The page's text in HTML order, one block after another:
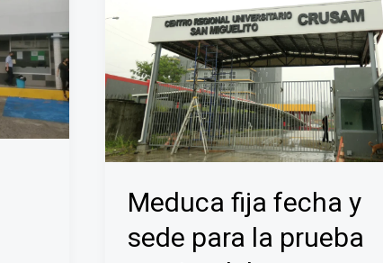
Meduca fija fecha y
sede para la prueba